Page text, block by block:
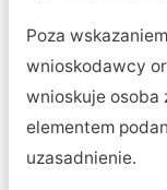
Poza
wnioskodawcy
wnioskuje osoba
elementem
uzasadnienie.